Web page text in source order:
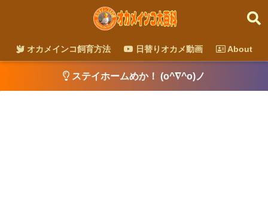
オカメインコ飼育方法 日替りオカメ動画 About
ステイホームめか！ (o^∇^o)ノ